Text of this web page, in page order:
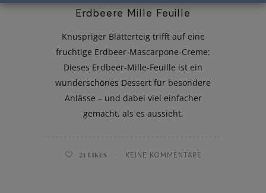
Erdbeere Mille Feuille
Knuspriger Blätterteig trifft auf eine
fruchtige Erdbeer-Mascarpone-Creme:
Dieses Erdbeer-Mille-Feuille ist ein
wunderschönes Dessert für besondere
Anlässe – und dabei viel einfacher
gemacht, als es aussieht.
21 LIKES KEINE KOMMENTARE